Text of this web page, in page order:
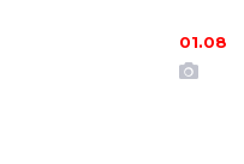
01.08